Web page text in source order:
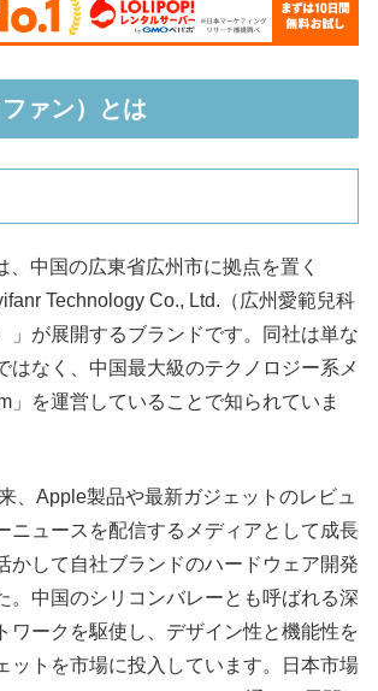
ァン）とは
、中国の広東省広州市に拠点を置く
Technology Co., Ltd.（広州愛範兒科
」が展開するブランドです。同社は単な
はなく、中国最大級のテクノロジー系メ
」を運営していることで知られていま
、Apple製品や最新ガジェットのレビュ
ニュースを配信するメディアとして成長
かして自社ブランドのハードウェア開発
。中国のシリコンバレーとも呼ばれる深
ワークを駆使し、デザイン性と機能性を
ットを市場に投入しています。日本市場